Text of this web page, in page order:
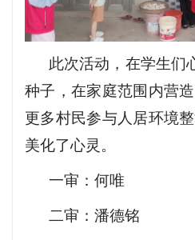
此次活动，在学生们
种子，在家庭范围内营
更多村民参与人居环境
美化了心灵。
一审：何唯
二审：潘德铭